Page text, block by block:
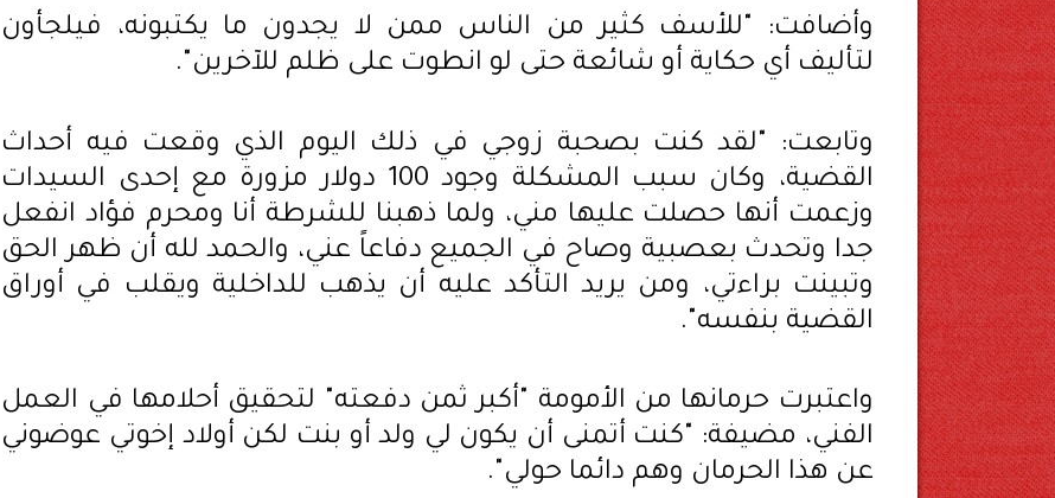
وأضافت: "للأسف كثير من الناس ممن لا يجدون ما يكتبونه، فيلجأون
لتأليف أي حكاية أو شائعة حتى لو انطوت على ظلم للآخرين".
وتابعت: "لقد كنت بصحبة زوجي في ذلك اليوم الذي وقعت فيه أحداث
القضية، وكان سبب المشكلة وجود 100 دولار مزورة مع إحدى السيدات
وزعمت أنها حصلت عليها مني، ولما ذهبنا للشرطة أنا ومحرم فؤاد انفعل
جدا وتحدث بعصبية وصاح في الجميع دفاعاً عني، والحمد لله أن ظهر الحق
وتبينت براءتي، ومن يريد التأكد عليه أن يذهب للداخلية ويقلب في أوراق
القضية بنفسه".
واعتبرت حرمانها من الأمومة "أكبر ثمن دفعته" لتحقيق أحلامها في العمل
الفني، مضيفة: "كنت أتمنى أن يكون لي ولد أو بنت لكن أولاد إخوتي عوضوني
عن هذا الحرمان وهم دائما حولي".